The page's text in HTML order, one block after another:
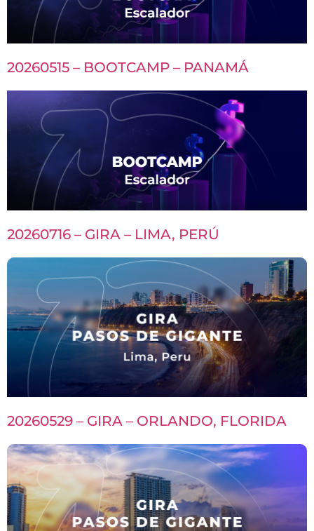
20260515 – BOOTCAMP – PANAMÁ
20260716 – GIRA – LIMA, PERÚ
20260529 – GIRA – ORLANDO, FLORIDA